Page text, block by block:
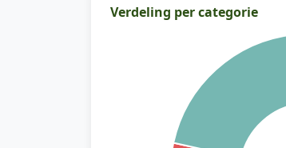
Verdeling per categorie